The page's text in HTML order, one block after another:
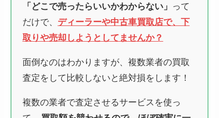
「どこで売ったらいいかわからない」 って
だけで、 ディーラーや中古車買取店で、下
取りや売却しようとしてませんか？
面倒なのはわかりますが、複数業者の買取
査定をして比較しないと絶対損をします！
複数の業者で査定させるサービスを使っ